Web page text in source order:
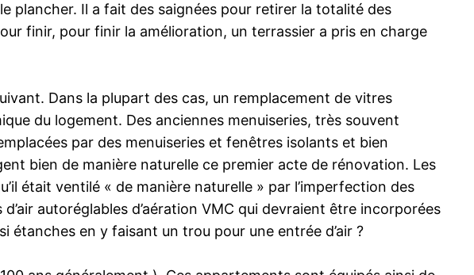
plancher. Il a fait des saignées pour retirer la totalité des
finir, pour finir la amélioration, un terrassier a pris en charge
Dans la plupart des cas, un remplacement de vitres
du logement. Des anciennes menuiseries, très souvent
par des menuiseries et fenêtres isolants et bien
bien de manière naturelle ce premier acte de rénovation. Les
était ventilé « de manière naturelle » par l’imperfection des
autoréglables d’aération VMC qui devraient être incorporées
étanches en y faisant un trou pour une entrée d’air ?